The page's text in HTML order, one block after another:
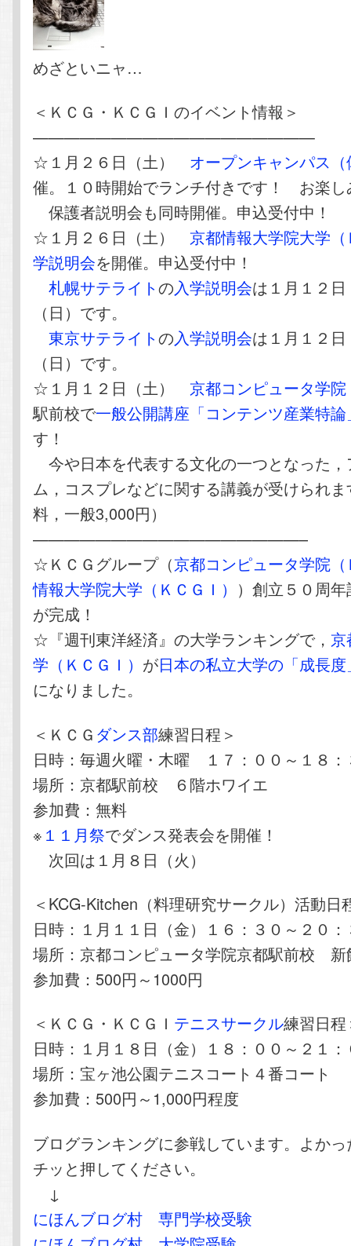
めざといニャ…
＜ＫＣＧ・ＫＣＧＩのイベント情報＞
——————————————————
☆１月２６日（土） オープンキャンパス
催。１０時開始でランチ付きです！ お楽し
保護者説明会も同時開催。申込受付中！
☆１月２６日（土） 京都情報大学院大学
学説明会を開催。申込受付中！
札幌サテライトの入学説明会は１月１２
（日）です。
東京サテライトの入学説明会は１月１２
（日）です。
☆１月１２日（土） 京都コンピュータ学
駅前校で一般公開講座「コンテンツ産業特論
す！
今や日本を代表する文化の一つとなった
ム，コスプレなどに関する講義が受けられ
料，一般3,000円）
—————————————————–
☆ＫＣＧグループ（京都コンピュータ学院
情報大学院大学（ＫＣＧＩ） ）創立５０周
が完成！
☆『週刊東洋経済』の大学ランキングで，
学（ＫＣＧＩ） が日本の私立大学の「成長
になりました。
＜ＫＣＧ ダンス部練習日程＞
日時：毎週火曜・木曜 １７：００～１８：
場所：京都駅前校 ６階ホワイエ
参加費：無料
※ １１月祭でダンス発表会を開催！
次回は１月８日（火）
＜KCG-Kitchen（料理研究サークル）活動日
日時：１月１１日（金）１６：３０～２０
場所：京都コンピュータ学院京都駅前校 新
参加費：500円～1000円
＜ＫＣＧ・ＫＣＧＩ テニスサークル練習日程
日時：１月１８日（金）１８：００～２１
場所：宝ヶ池公園テニスコート４番コート
参加費：500円～1,000円程度
ブログランキングに参戦しています。よか
チッと押してください。
↓
にほんブログ村 専門学校受験